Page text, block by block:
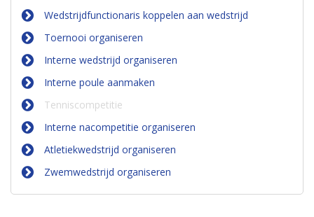
Wedstrijdfunctionaris koppelen aan wedstrijd
Toernooi organiseren
Interne wedstrijd organiseren
Interne poule aanmaken
Tenniscompetitie
Interne nacompetitie organiseren
Atletiekwedstrijd organiseren
Zwemwedstrijd organiseren